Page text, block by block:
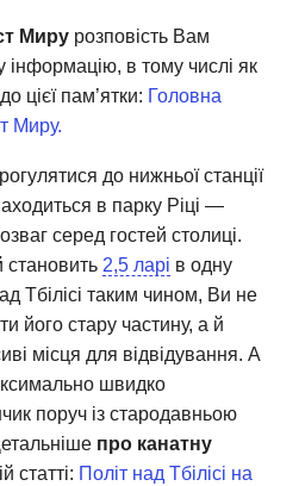
Миру розповість Вам
інформацію, в тому числі як
цієї пам’ятки: Головна
Миру.
до нижньої станції
в парку Ріці —
серед гостей столиці.
становить 2,5 ларі в одну
Тбілісі таким чином, Ви не
його стару частину, а й
місця для відвідування. А
швидко
поруч із стародавньою
про канатну
статті: Політ над Тбілісі на